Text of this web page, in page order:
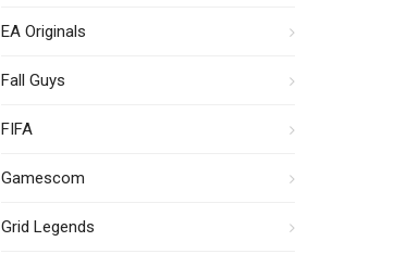
EA Originals
Fall Guys
FIFA
Gamescom
Grid Legends